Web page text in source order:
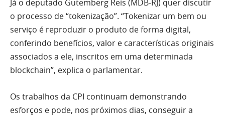
Já o deputado Gutemberg Reis (MDB-RJ) quer discutir
o processo de “tokenização”. “Tokenizar um bem ou
serviço é reproduzir o produto de forma digital,
conferindo benefícios, valor e características originais
associados a ele, inscritos em uma determinada
blockchain”, explica o parlamentar.
Os trabalhos da CPI continuam demonstrando
esforços e pode, nos próximos dias, conseguir a